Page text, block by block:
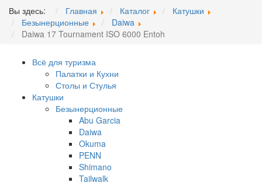
Вы здесь: Главная Каталог
Катушки
Безынерционные
Daiwa
Daiwa 17 Tournament ISO 6000 Entoh
Всё для туризма
Палатки и Кухни
Столы и Стулья
Катушки
Безынерционные
Abu Garcia
Daiwa
Okuma
PENN
Shimano
Tailwalk